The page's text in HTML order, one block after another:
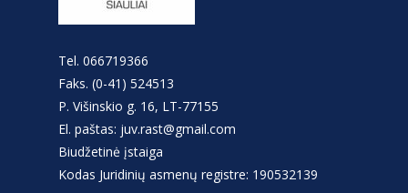
Tel. 066719366
Faks. (0-41) 524513
P. Višinskio g. 16, LT-77155
El. paštas: juv.rast@gmail.com
Biudžetinė įstaiga
Kodas Juridinių asmenų registre: 190532139